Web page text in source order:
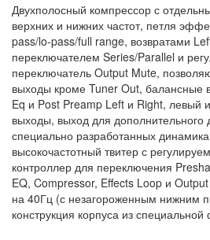
Двухполосный компрессор с
верхних и нижних частот, петля
pass/lo-pass/full range, возвратами
переключателем Series/Parallel и
переключатель Output Mute,
выходы кроме Tuner Out, балансные
Eq и Post Preamp Left и Right, левый
выходы, выход для
специально разработанных
высокочастотный твитер с
контроллер для переключения
EQ, Compressor, Effects Loop и
на 40Гц (с незагороженным нижним
конструкция корпуса из